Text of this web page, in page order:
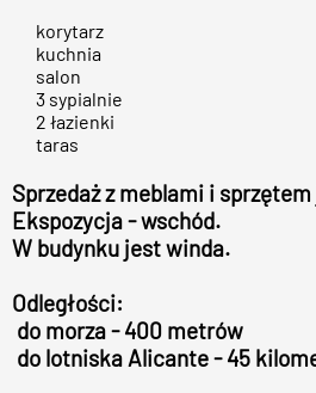
korytarz
kuchnia
salon
3 sypialnie
2 łazienki
taras
Sprzedaż z meblami i
Ekspozycja - wschód.
W budynku jest winda.
Odległości:
do morza - 400 metrów
do lotniska Alicante - 45